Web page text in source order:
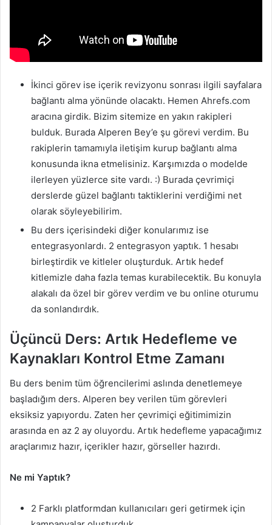
İkinci görev ise içerik revizyonu sonrası ilgili sayfalara
bağlantı alma yönünde olacaktı. Hemen Ahrefs.com
aracına girdik. Bizim sitemize en yakın rakipleri
bulduk. Burada Alperen Bey’e şu görevi verdim. Bu
rakiplerin tamamıyla iletişim kurup bağlantı alma
konusunda ikna etmelisiniz. Karşımızda o modelde
ilerleyen yüzlerce site vardı. :) Burada çevrimiçi
derslerde güzel bağlantı taktiklerini verdiğimi net
olarak söyleyebilirim.
Bu ders içerisindeki diğer konularımız ise
entegrasyonlardı. 2 entegrasyon yaptık. 1 hesabı
birleştirdik ve kitleler oluşturduk. Artık hedef
kitlemizle daha fazla temas kurabilecektik. Bu konuyla
alakalı da özel bir görev verdim ve bu online oturumu
da sonlandırdık.
Üçüncü Ders: Artık Hedefleme ve
Kaynakları Kontrol Etme Zamanı
Bu ders benim tüm öğrencilerimi aslında denetlemeye
başladığım ders. Alperen bey verilen tüm görevleri
eksiksiz yapıyordu. Zaten her çevrimiçi eğitimimizin
arasında en az 2 ay oluyordu. Artık hedefleme yapacağımız
araçlarımız hazır, içerikler hazır, görseller hazırdı.
Ne mi Yaptık?
2 Farklı platformdan kullanıcıları geri getirmek için